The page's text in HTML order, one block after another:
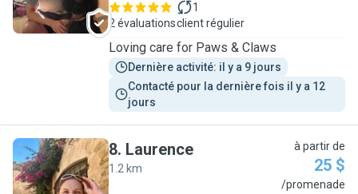
2 évaluations
1
client régulier
Loving care for Paws & Claws
Dernière activité: il y a 9 jours
Contacté pour la dernière fois il y a 12
jours
L
8. Laurence
1.2 km
à partir de
25 $
/promenade